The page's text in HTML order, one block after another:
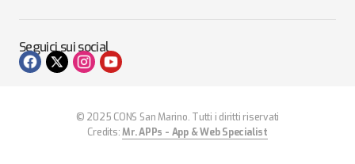
Seguici sui social
© 2025 CONS San Marino. Tutti i diritti riservati
Credits:Mr. APPs - App & Web Specialist